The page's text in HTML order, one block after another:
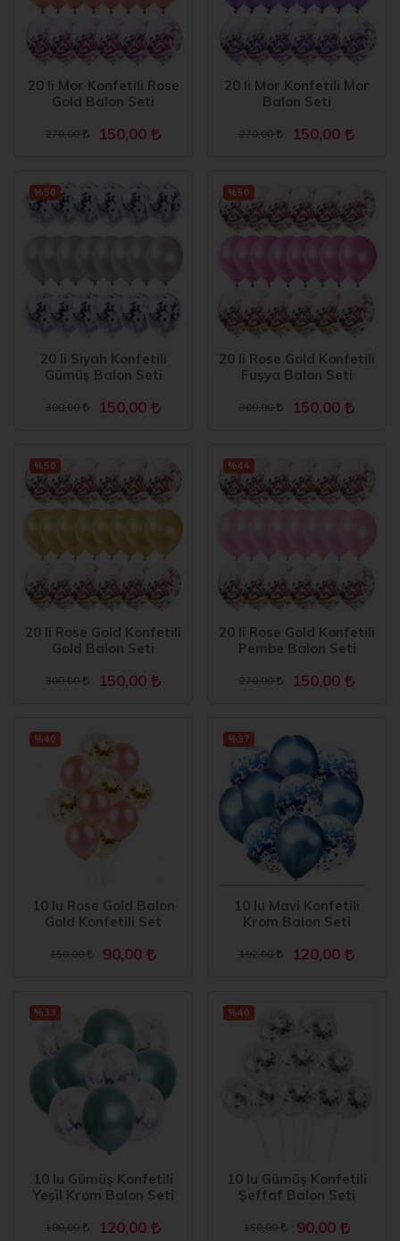
20 li Mor Konfetili Rose
Gold Balon Seti
270,00 150,00
20 li Mor Konfetili Mor
Balon Seti
270,00 150,00
20 li Siyah Konfetili
Gümüş Balon Seti
300,00 150,00
%50
20 li Rose Gold Konfetili
Fuşya Balon Seti
300,00 150,00
%50
20 li Rose Gold Konfetili
Gold Balon Seti
300,00 150,00
%50
20 li Rose Gold Konfetili
Pembe Balon Seti
270,00 150,00
%44
10 lu Rose Gold Balon
Gold Konfetili Set
150,00 90,00
%40
10 lu Mavi Konfetili
Krom Balon Seti
192,00 120,00
%37
10 lu Gümüş Konfetili
Yeşil Krom Balon Seti
180,00 120,00
%33
10 lu Gümüş Konfetili
Şeffaf Balon Seti
150,00 90,00
%40